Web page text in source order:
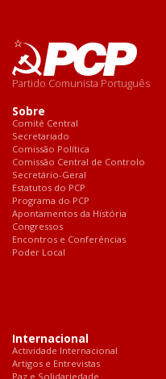
Partido Comunista Português
Sobre
Comité Central
Secretariado
Comissão Política
Comissão Central de Controlo
Secretário-Geral
Estatutos do PCP
Programa do PCP
Apontamentos da História
Congressos
Encontros e Conferências
Poder Local
Internacional
Actividade Internacional
Artigos e Entrevistas
Paz e Solidariedade